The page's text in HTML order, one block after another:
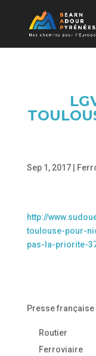
Sep 1, 2017|
http://
toulouse-pour-
pas-la-priorite-
Presse française
Routier
Ferroviaire